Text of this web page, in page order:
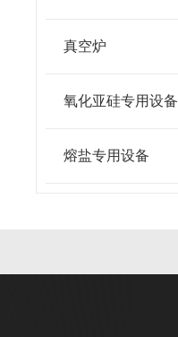
真空炉
氧化亚硅专用设备
熔盐专用设备